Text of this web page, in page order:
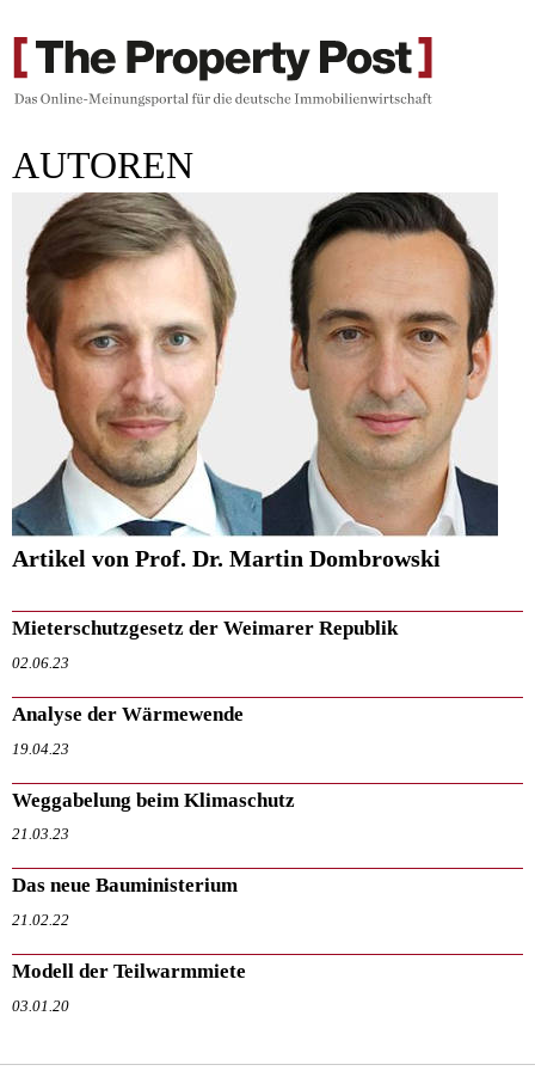
AUTOREN
Artikel von Prof. Dr. Martin Dombrowski
Mieterschutzgesetz der Weimarer Republik
02.06.23
Analyse der Wärmewende
19.04.23
Weggabelung beim Klimaschutz
21.03.23
Das neue Bauministerium
21.02.22
Modell der Teilwarmmiete
03.01.20